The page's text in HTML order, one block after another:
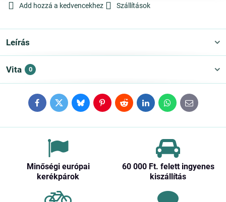
Add hozzá a kedvencekhez Szállítások
Leírás
Vita 0
FacebookTwitterBlueskyPinterestRedditLinkedInWhatsApp
E-
mail
Minőségi európai
kerékpárok
60 000 Ft​. felett ingyenes
kiszállítás